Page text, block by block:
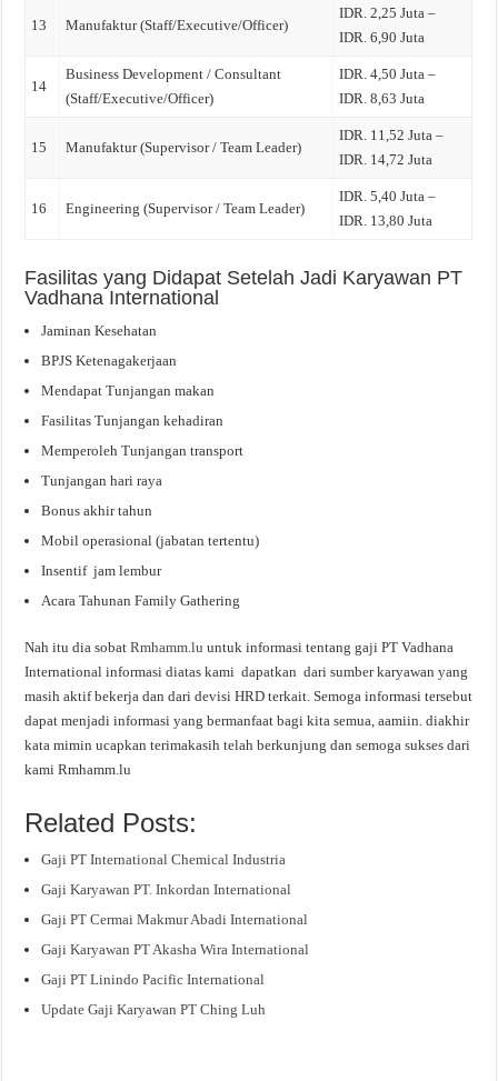
13 Manufaktur (Staff/Executive/Officer)
IDR. 2,25 Juta –
IDR. 6,90 Juta
14
Business Development / Consultant
(Staff/Executive/Officer)
IDR. 4,50 Juta –
IDR. 8,63 Juta
15 Manufaktur (Supervisor / Team Leader)
IDR. 11,52 Juta –
IDR. 14,72 Juta
16 Engineering (Supervisor / Team Leader)
IDR. 5,40 Juta –
IDR. 13,80 Juta
Fasilitas yang Didapat Setelah Jadi Karyawan PT
Vadhana International
Jaminan Kesehatan
BPJS Ketenagakerjaan
Mendapat Tunjangan makan
Fasilitas Tunjangan kehadiran
Memperoleh Tunjangan transport
Tunjangan hari raya
Bonus akhir tahun
Mobil operasional (jabatan tertentu)
Insentif jam lembur
Acara Tahunan Family Gathering
Nah itu dia sobatRmhamm.lu untuk informasi tentang gaji PT Vadhana
International informasi diatas kami dapatkan dari sumber karyawan yang
masih aktif bekerja dan dari devisi HRD terkait. Semoga informasi tersebut
dapat menjadi informasi yang bermanfaat bagi kita semua, aamiin. diakhir
kata mimin ucapkan terimakasih telah berkunjung dan semoga sukses dari
kami Rmhamm.lu
Related Posts:
Gaji PT International Chemical Industria
Gaji Karyawan PT. Inkordan International
Gaji PT Cermai Makmur Abadi International
Gaji Karyawan PT Akasha Wira International
Gaji PT Linindo Pacific International
Update Gaji Karyawan PT Ching Luh